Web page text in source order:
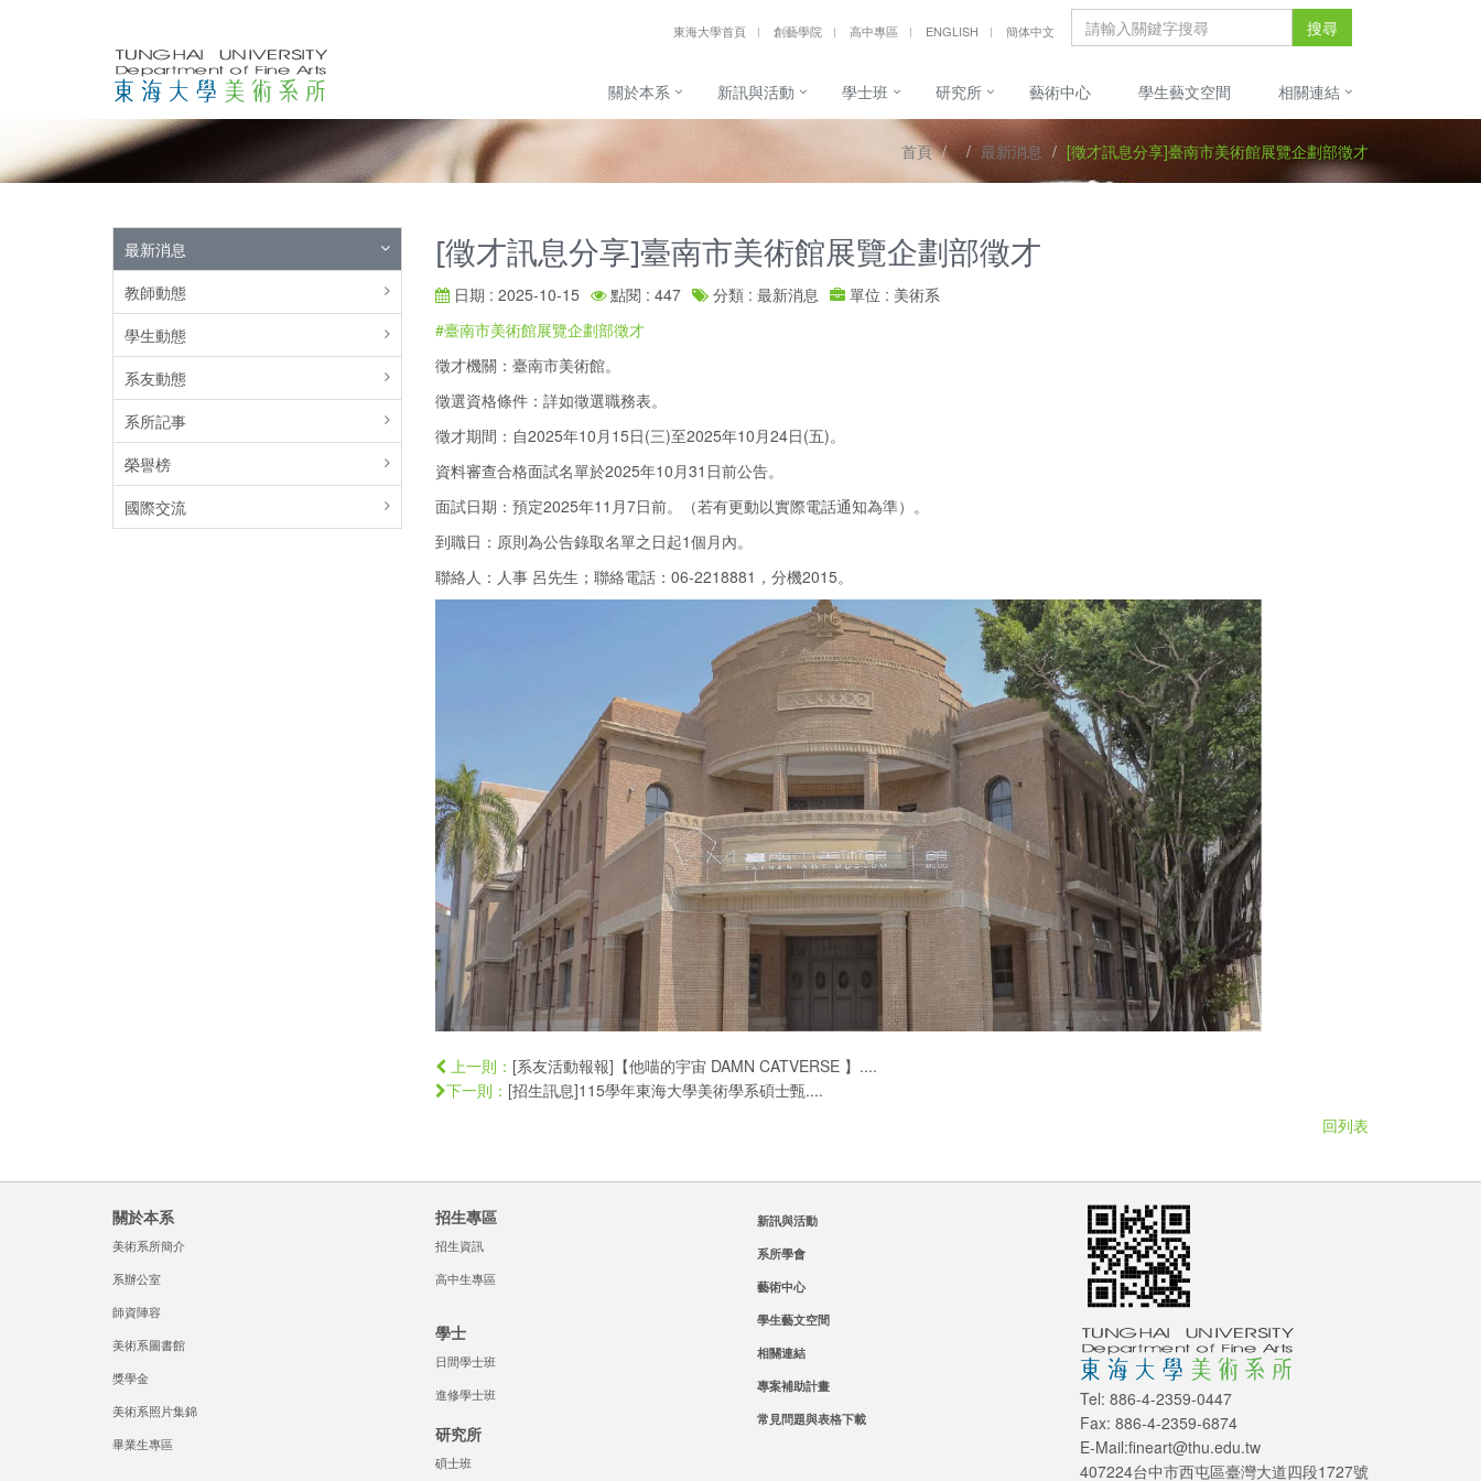
東海大學首頁 創藝學院 高中專區 ENGLISH 簡体中文 搜尋
關於本系 新訊與活動 學士班 研究所 藝術中心 學生藝文空間 相關連結
首頁 最新消息 [徵才訊息分享]臺南市美術館展覽企劃部徵才
最新消息
教師動態
學生動態
系友動態
系所記事
榮譽榜
國際交流
[徵才訊息分享]臺南市美術館展覽企劃部徵才
日期 : 2025-10-15 點閱 : 447 分類 : 最新消息
單位 : 美術系
#臺南市美術館展覽企劃部徵才
徵才機關：臺南市美術館。
徵選資格條件：詳如徵選職務表。
徵才期間：自2025年10月15日(三)至2025年10月24日(五)。
資料審查合格面試名單於2025年10月31日前公告。
面試日期：預定2025年11月7日前。（若有更動以實際電話通知為準）。
到職日：原則為公告錄取名單之日起1個月內。
聯絡人：人事 呂先生；聯絡電話：06-2218881，分機2015。
上一則： [系友活動報報]【他喵的宇宙 DAMN CATVERSE 】....
下一則： [招生訊息]115學年東海大學美術學系碩士甄....
回列表
關於本系
美術系所簡介
系辦公室
師資陣容
美術系圖書館
獎學金
美術系照片集錦
畢業生專區
招生專區
招生資訊
高中生專區
學士
日間學士班
進修學士班
研究所
碩士班
新訊與活動
系所學會
藝術中心
學生藝文空間
相關連結
專案補助計畫
常見問題與表格下載
Tel: 886-4-2359-0447
Fax: 886-4-2359-6874
E-Mail:fineart@thu.edu.tw
407224台中市西屯區臺灣大道四段1727號